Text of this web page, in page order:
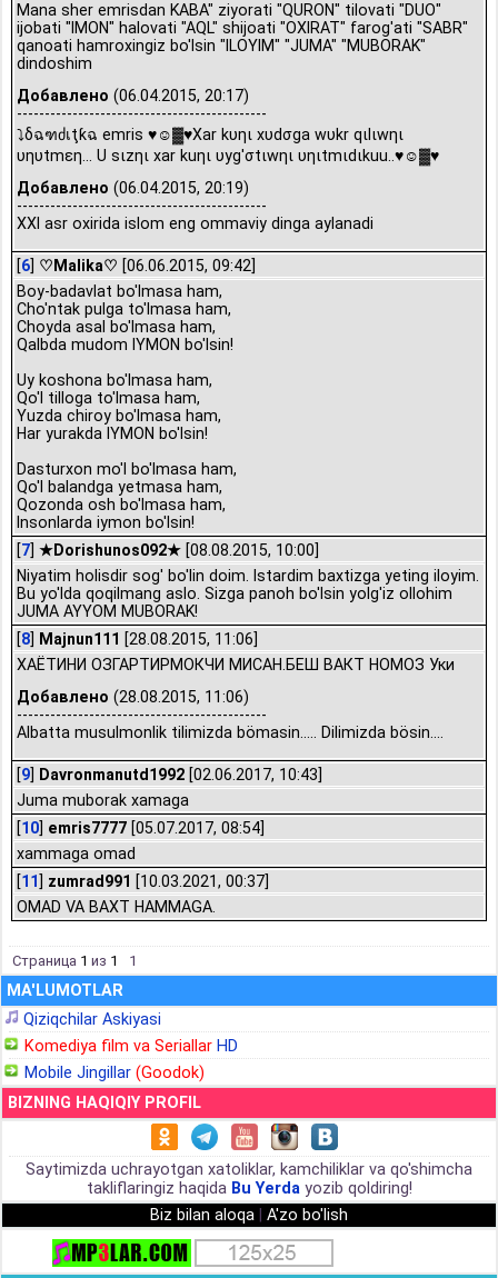
Mana sher emrisdan KABA" ziyorati "QURON" tilovati "DUO"
ijobati "IMON" halovati "AQL" shijoati "OXIRAT" farog'ati "SABR"
qanoati hamroxingiz bo'lsin "ILOYIM" "JUMA" "MUBORAK"
dindoshim
Добавлено (06.04.2015, 20:17)
---------------------------------------------
⤵δฉฑძเţƙฉ emris ♥☺▓♥Xar kυηι xυdσga wυkr qιlιwηι
υηυtmεη... U sιzηι xar kuηι υyg'σtιwηι υηιtmιdιkuu..♥☺▓♥
Добавлено (06.04.2015, 20:19)
---------------------------------------------
XXI asr oxirida islom eng ommaviy dinga aylanadi
[6] ♡Malika♡ [06.06.2015, 09:42]
Boy-badavlat bo'lmasa ham,
Cho'ntak pulga to'lmasa ham,
Choyda asal bo'lmasa ham,
Qalbda mudom IYMON bo'lsin!
Uy koshona bo'lmasa ham,
Qo'l tilloga to'lmasa ham,
Yuzda chiroy bo'lmasa ham,
Har yurakda IYMON bo'lsin!
Dasturxon mo'l bo'lmasa ham,
Qo'l balandga yetmasa ham,
Qozonda osh bo'lmasa ham,
Insonlarda iymon bo'lsin!
[7] ★Dorishunos092★ [08.08.2015, 10:00]
Niyatim holisdir sog' bo'lin doim. Istardim baxtizga yeting iloyim.
Bu yo'lda qoqilmang aslo. Sizga panoh bo'lsin yolg'iz ollohim
JUMA AYYOM MUBORAK!
[8] Majnun111 [28.08.2015, 11:06]
ХАЁТИНИ ОЗГАРТИРМОКЧИ МИСАН.БЕШ ВАКТ НОМОЗ Уки
Добавлено (28.08.2015, 11:06)
---------------------------------------------
Albatta musulmonlik tilimizda bömasin..... Dilimizda bösin....
[9] Davronmanutd1992 [02.06.2017, 10:43]
Juma muborak xamaga
[10] emris7777 [05.07.2017, 08:54]
xammaga omad
[11] zumrad991 [10.03.2021, 00:37]
OMAD VA BAXT HAMMAGA.
Страница 1 из 1 1
MA'LUMOTLAR
Qiziqchilar Askiyasi
Komediya film va Seriallar HD
Mobile Jingillar (Goodok)
BIZNING HAQIQIY PROFIL
Saytimizda uchrayotgan xatoliklar, kamchiliklar va qo'shimcha
takliflaringiz haqida Bu Yerdayozib qoldiring!
Biz bilan aloqa
A'zo bo'lish